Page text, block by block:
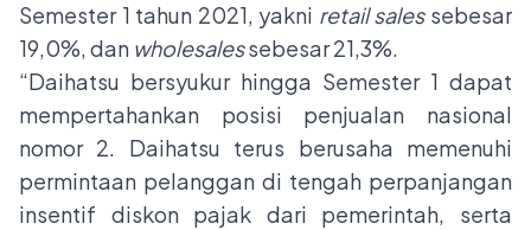
Semester 1 tahun 2021, yakni retail salessebesar
19,0%, dan wholesalessebesar 21,3%.
“Daihatsu bersyukur hingga Semester 1 dapat
mempertahankan posisi penjualan nasional
nomor 2. Daihatsu terus berusaha memenuhi
permintaan pelanggan di tengah perpanjangan
insentif diskon pajak dari pemerintah, serta